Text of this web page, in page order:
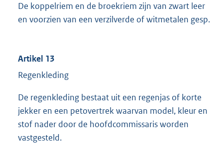
De koppelriem en de broekriem zijn van zwart leer
en voorzien van een verzilverde of witmetalen gesp.
Artikel 13
Regenkleding
De regenkleding bestaat uit een regenjas of korte
jekker en een petovertrek waarvan model, kleur en
stof nader door de hoofdcommissaris worden
vastgesteld.